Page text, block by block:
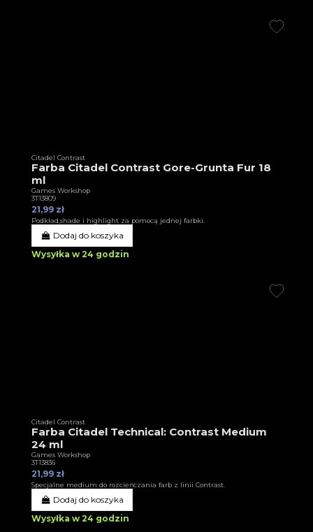
Citadel Contrast
Farba Citadel Contrast Gore-Grunta Fur 18
ml
Games Workshop
3T13809
21,99 zł
Podkład,shade i highlight za pomocą jednej farbki.
Dodaj do koszyka
Wysyłka w 24 godzin
Citadel Contrast
Farba Citadel Technical: Contrast Medium
24 ml
Games Workshop
3T13836
21,99 zł
Specjalne medium do rozcieńczania farb z linii Contrast.
Dodaj do koszyka
Wysyłka w 24 godzin